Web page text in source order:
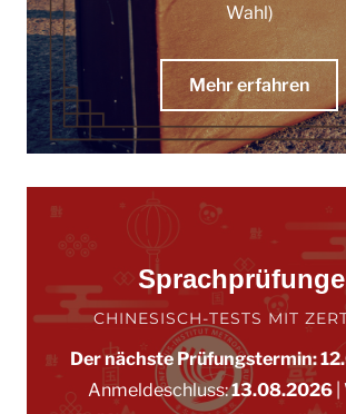
Wahl)
Mehr erfahren
CHINESISCH-TESTS MIT
Der nächste Prüfungstermin:
Anmeldeschluss:13.08.2026|